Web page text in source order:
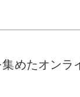
めたオンラ